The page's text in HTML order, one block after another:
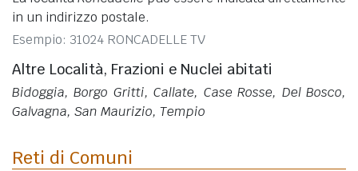
in un indirizzo postale.
Esempio: 31024 RONCADELLE TV
Altre Località, Frazioni e Nuclei abitati
Bidoggia, Borgo Gritti, Callate, Case Rosse, Del Bosco,
Galvagna, San Maurizio, Tempio
Reti di Comuni